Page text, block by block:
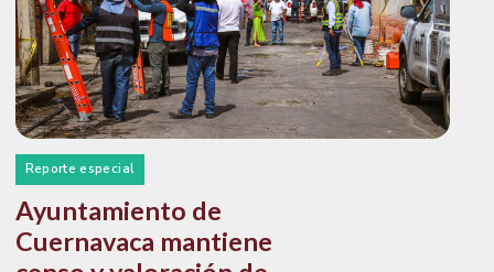
Reporte especial
Ayuntamiento de
Cuernavaca mantiene